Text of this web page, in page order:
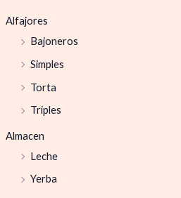
Alfajores
Bajoneros
Simples
Torta
Triples
Almacen
Leche
Yerba